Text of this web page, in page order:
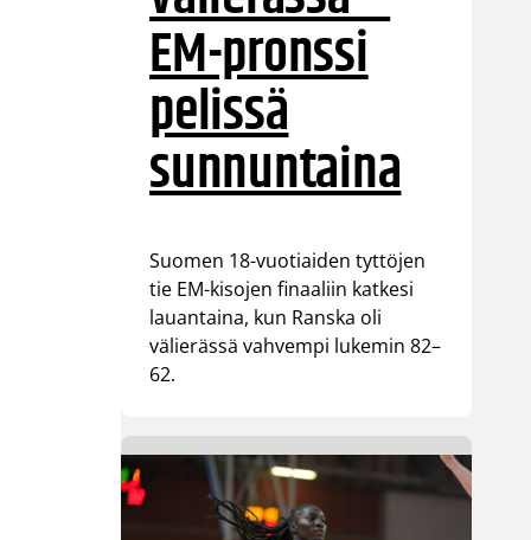
EM-pronssi
pelissä
sunnuntaina
Suomen 18-vuotiaiden tyttöjen
tie EM-kisojen finaaliin katkesi
lauantaina, kun Ranska oli
välierässä vahvempi lukemin 82–
62.